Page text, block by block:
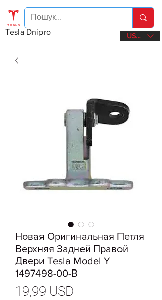
Tesla Dnipro USD ($)
Новая Оригинальная Петля
Верхняя Задней Правой
Двери Tesla Model Y
1497498-00-В
19,99 USD